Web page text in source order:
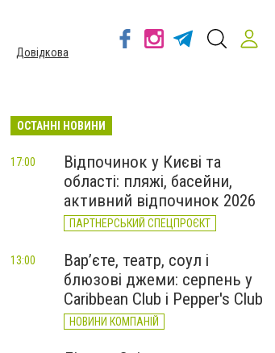
Довідкова
ОСТАННІ НОВИНИ
Відпочинок у Києві та
області: пляжі, басейни,
активний відпочинок 2026
ПАРТНЕРСЬКИЙ СПЕЦПРОЄКТ
17:00
Вар’єте, театр, соул і
блюзові джеми: серпень у
Caribbean Club і Pepper's Club
НОВИНИ КОМПАНІЙ
13:00